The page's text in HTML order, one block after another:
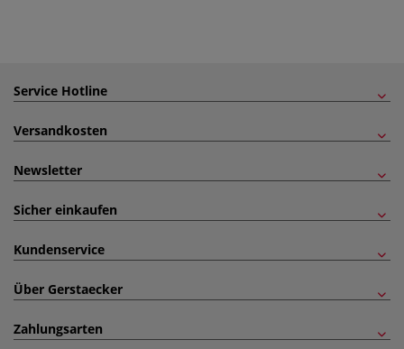
Service Hotline
Versandkosten
Newsletter
Sicher einkaufen
Kundenservice
Über Gerstaecker
Zahlungsarten